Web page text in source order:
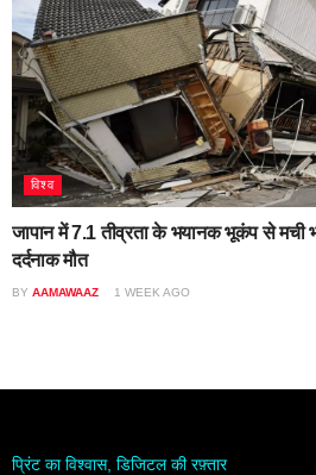
विश्व
जापान में 7.1 तीव्रता के भयानक भूकंप से मची
दर्दनाक मौत
BY AAMAWAAZ 1 WEEK AGO
प्रिंट का विश्वास, डिजिटल की रफ़्तार